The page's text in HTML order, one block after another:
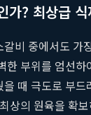
가? 최상급
비 중에서도 가
한 부위를 엄선
때 극도로 부드
상의 원육을 확